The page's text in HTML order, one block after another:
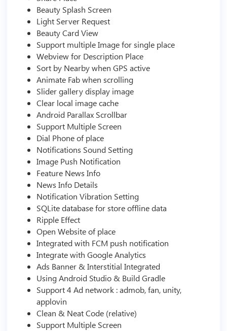
Beauty Splash Screen
Light Server Request
Beauty Card View
Support multiple Image for single place
Webview for Description Place
Sort by Nearby when GPS active
Animate Fab when scrolling
Slider gallery display image
Clear local image cache
Android Parallax Scrollbar
Support Multiple Screen
Dial Phone of place
Notifications Sound Setting
Image Push Notification
Feature News Info
News Info Details
Notification Vibration Setting
SQLite database for store offline data
Ripple Effect
Open Website of place
Integrated with FCM push notification
Integrate with Google Analytics
Ads Banner & Interstitial Integrated
Using Android Studio & Build Gradle
Support 4 Ad network : admob, fan, unity,
applovin
Clean & Neat Code (relative)
Support Multiple Screen